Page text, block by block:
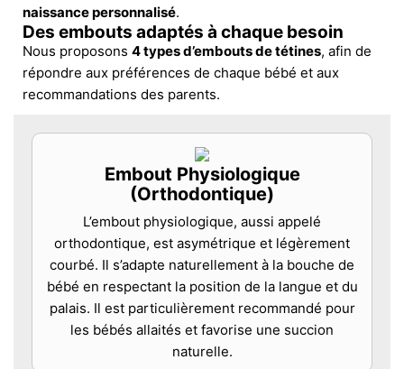
naissance personnalisé.
Des embouts adaptés à chaque besoin
Nous proposons 4 types d’embouts de tétines, afin de
répondre aux préférences de chaque bébé et aux
recommandations des parents.
Embout Physiologique
(Orthodontique)
L’embout physiologique, aussi appelé
orthodontique, est asymétrique et légèrement
courbé. Il s’adapte naturellement à la bouche de
bébé en respectant la position de la langue et du
palais. Il est particulièrement recommandé pour
les bébés allaités et favorise une succion
naturelle.